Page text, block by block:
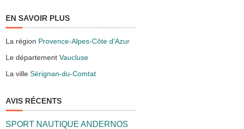
EN SAVOIR PLUS
La région Provence-Alpes-Côte d'Azur
Le département Vaucluse
La ville Sérignan-du-Comtat
AVIS RÉCENTS
SPORT NAUTIQUE ANDERNOS